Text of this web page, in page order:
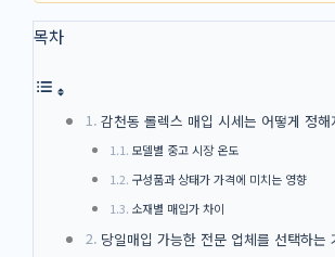
목차
감천동 롤렉스 매입 시세는 어떻게 정해
모델별 중고 시장 온도
구성품과 상태가 가격에 미치는 영향
소재별 매입가 차이
당일매입 가능한 전문 업체를 선택하는